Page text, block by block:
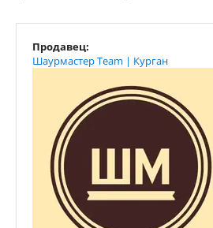
Продавец:
Шаурмастер Team | Курган